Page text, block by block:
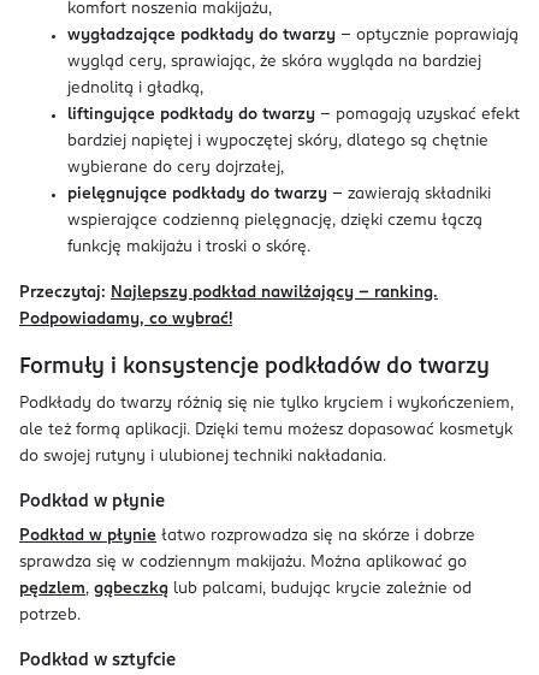
komfort noszenia makijażu,
wygładzające podkłady do twarzy – optycznie poprawiają
wygląd cery, sprawiając, że skóra wygląda na bardziej
jednolitą i gładką,
liftingujące podkłady do twarzy – pomagają uzyskać efekt
bardziej napiętej i wypoczętej skóry, dlatego są chętnie
wybierane do cery dojrzałej,
pielęgnujące podkłady do twarzy – zawierają składniki
wspierające codzienną pielęgnację, dzięki czemu łączą
funkcję makijażu i troski o skórę.
Przeczytaj: Najlepszy podkład nawilżający – ranking.
Podpowiadamy, co wybrać!
Formuły i konsystencje podkładów do twarzy
Podkłady do twarzy różnią się nie tylko kryciem i wykończeniem,
ale też formą aplikacji. Dzięki temu możesz dopasować kosmetyk
do swojej rutyny i ulubionej techniki nakładania.
Podkład w płynie
Podkład w płynie łatwo rozprowadza się na skórze i dobrze
sprawdza się w codziennym makijażu. Można aplikować go
pędzlem, gąbeczką lub palcami, budując krycie zależnie od
potrzeb.
Podkład w sztyfcie